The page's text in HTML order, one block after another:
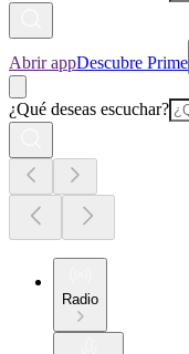
Abrir appDescubre Prime
¿Qué deseas escuchar?
Radio